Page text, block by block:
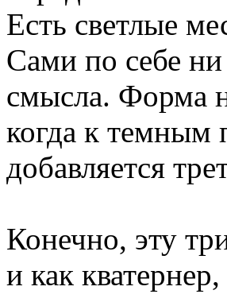
Есть светлые
Сами по себе
смысла. Форма
когда к темным
добавляется
Конечно, эту
и как